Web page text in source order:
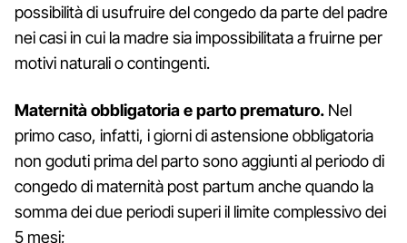
possibilità di usufruire del congedo da parte del padre
nei casi in cui la madre sia impossibilitata a fruirne per
motivi naturali o contingenti.
Maternità obbligatoria e parto prematuro. Nel
primo caso, infatti, i giorni di astensione obbligatoria
non goduti prima del parto sono aggiunti al periodo di
congedo di maternità post partum anche quando la
somma dei due periodi superi il limite complessivo dei
5 mesi;